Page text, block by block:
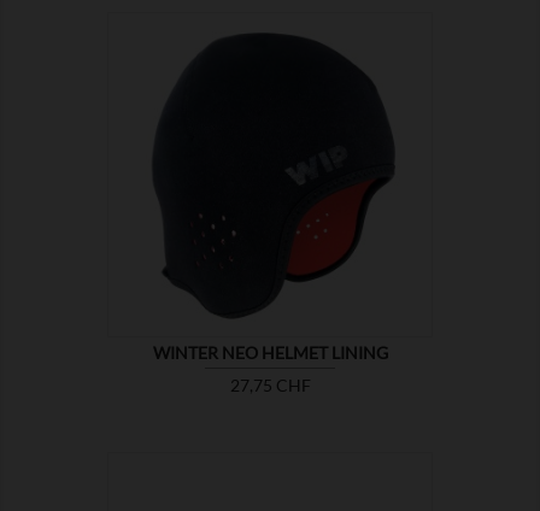
WINTER NEO HELMET LINING
Preis
27,75 CHF